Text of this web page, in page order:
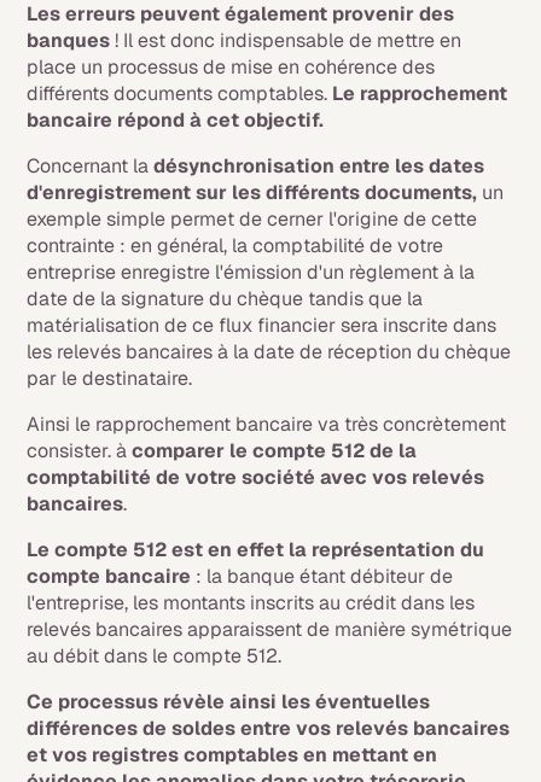
Les erreurs peuvent également provenir des
banques! Il est donc indispensable de mettre en
place un processus de mise en cohérence des
différents documents comptables. Le rapprochement
bancaire répond à cet objectif.
Concernant ladésynchronisation entre les dates
d'enregistrement sur les différents documents, un
exemple simple permet de cerner l'origine de cette
contrainte : en général, la comptabilité de votre
entreprise enregistre l'émission d'un règlement à la
date de la signature du chèque tandis que la
matérialisation de ce flux financier sera inscrite dans
les relevés bancaires à la date de réception du chèque
par le destinataire.
Ainsi le rapprochement bancaire va très concrètement
consister. àcomparer le compte 512 de la
comptabilité de votre société avec vos relevés
bancaires.
Le compte 512 est en effet la représentation du
compte bancaire : la banque étant débiteur de
l'entreprise, les montants inscrits au crédit dans les
relevés bancaires apparaissent de manière symétrique
au débit dans le compte 512.
Ce processus révèle ainsi les éventuelles
différences de soldes entre vos relevés bancaires
et vos registres comptables en mettant en